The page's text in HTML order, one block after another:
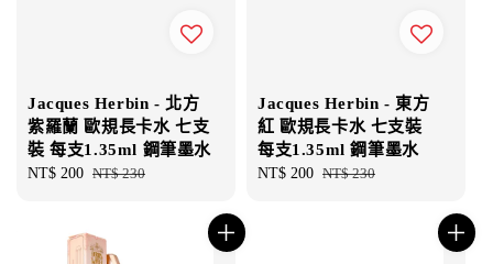
Jacques Herbin - 北方
紫羅蘭 歐規長卡水 七支
裝 每支1.35ml 鋼筆墨水
Sale
NT$ 200 Regular
NT$ 230
Jacques Herbin - 東方
紅 歐規長卡水 七支裝
每支1.35ml 鋼筆墨水
Sale
NT$ 200 Regular
NT$ 230